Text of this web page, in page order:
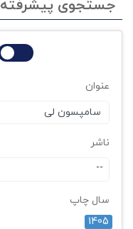
جستجوی پیشرفته
عنوان
ناشر
--
سال چاپ
1405